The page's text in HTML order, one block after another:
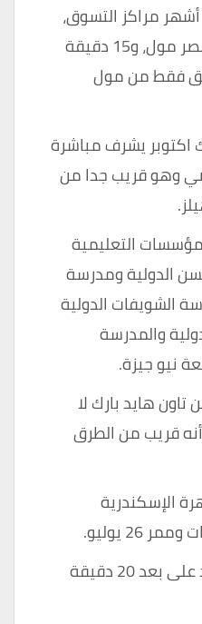
مراكز التسوق،
على بعد 3 دقائق من مصر مول، و15 دقيقة
مول و8 دقائق فقط من مول
اكتوبر يشرف مباشرة
وهو قريب جدا من
التعليمية
الدولية ومدرسة
الشويفات الدولية
والمدرسة
نيو جيزة.
هايد بارك لا
قريب من الطرق
الإسكندرية
يوليو.
المتحف المصري الجديد على بعد 20 دقيقة